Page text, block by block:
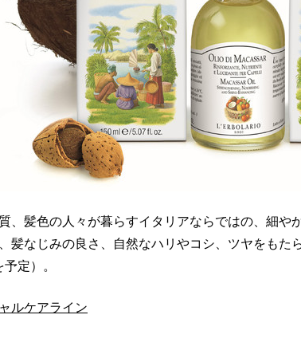
、髪色の人々が暮らすイタリアならではの、細や
髪なじみの良さ、自然なハリやコシ、ツヤをもた
定）。
ルケアライン